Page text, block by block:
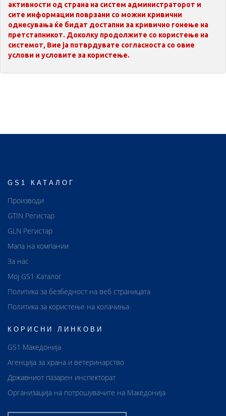
активности од страна на систем администраторот и
сите информации поврзани со можни кривични
однесувања ќе бидат достапни за кривично гонење на
претстапникот. Доколку продолжите со користење на
системот, Вие ја потврдувате согласноста со овие
услови и условите за користење.
GS1 КАТАЛОГ
Производи
GTIN Регистар
GLN Регистар
Мапа на компании
За нас
Мој GS1 Каталог
Политика за безбедност на веб страницата
Политика за користење на колачиња
КОРИСНИ ЛИНКОВИ
GS1 Македонија
Агенција за храна и ветеринарство
Државниот пазарен инспекторат
Организација на потрошувачите на Македонија